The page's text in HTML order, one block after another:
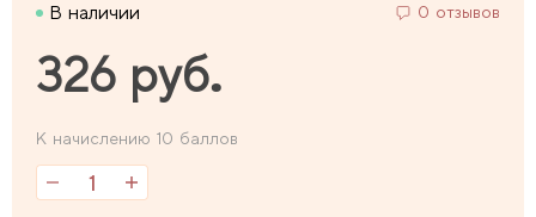
В наличии 0 отзывов
326 руб.
К начислению 10 баллов